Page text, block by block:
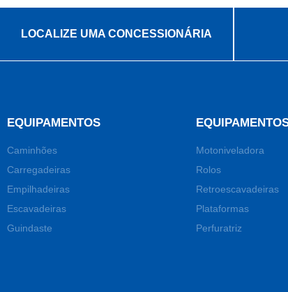
LOCALIZE UMA CONCESSIONÁRIA
EQUIPAMENTOS
Caminhões
Carregadeiras
Empilhadeiras
Escavadeiras
Guindaste
Motoniveladora
Rolos
Retroescavadeiras
Plataformas
Perfuratriz